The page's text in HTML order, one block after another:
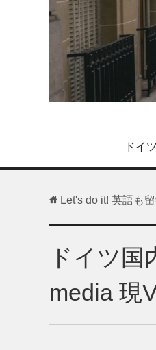
ドイ
Let's do it! 英語も
ドイツ
media 現